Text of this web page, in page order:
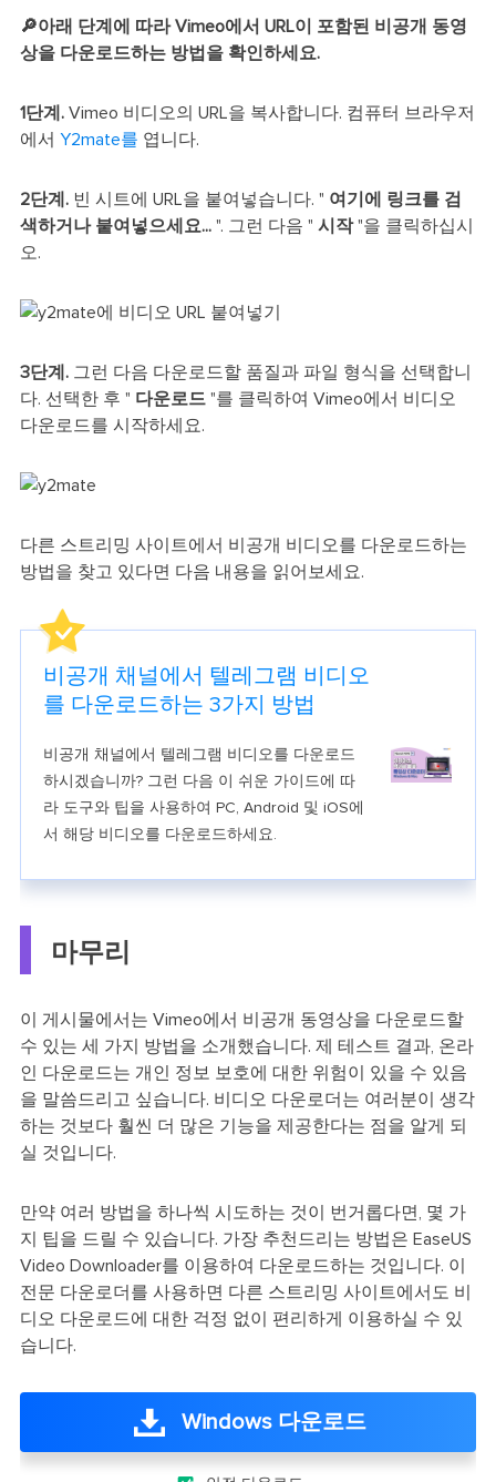
🔎아래 단계에 따라 Vimeo에서 URL이 포함된 비공개 동영
상을 다운로드하는 방법을 확인하세요.
1단계.Vimeo 비디오의 URL을 복사합니다. 컴퓨터 브라우저
에서 Y2mate를 엽니다.
2단계.빈 시트에 URL을 붙여넣습니다. " 여기에 링크를 검
색하거나 붙여넣으세요...". 그런 다음 " 시작"을 클릭하십시
오.
3단계.그런 다음 다운로드할 품질과 파일 형식을 선택합니
다. 선택한 후 " 다운로드"를 클릭하여 Vimeo에서 비디오
다운로드를 시작하세요.
다른 스트리밍 사이트에서 비공개 비디오를 다운로드하는
방법을 찾고 있다면 다음 내용을 읽어보세요.
비공개 채널에서 텔레그램 비디오
를 다운로드하는 3가지 방법
비공개 채널에서 텔레그램 비디오를 다운로드
하시겠습니까? 그런 다음 이 쉬운 가이드에 따
라 도구와 팁을 사용하여 PC, Android 및 iOS에
서 해당 비디오를 다운로드하세요.
마무리
이 게시물에서는 Vimeo에서 비공개 동영상을 다운로드할
수 있는 세 가지 방법을 소개했습니다. 제 테스트 결과, 온라
인 다운로드는 개인 정보 보호에 대한 위험이 있을 수 있음
을 말씀드리고 싶습니다. 비디오 다운로더는 여러분이 생각
하는 것보다 훨씬 더 많은 기능을 제공한다는 점을 알게 되
실 것입니다.
만약 여러 방법을 하나씩 시도하는 것이 번거롭다면, 몇 가
지 팁을 드릴 수 있습니다. 가장 추천드리는 방법은 EaseUS
Video Downloader를 이용하여 다운로드하는 것입니다. 이
전문 다운로더를 사용하면 다른 스트리밍 사이트에서도 비
디오 다운로드에 대한 걱정 없이 편리하게 이용하실 수 있
습니다.
Windows 다운로드